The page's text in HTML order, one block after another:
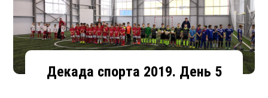
Декада спорта 2019. День 5